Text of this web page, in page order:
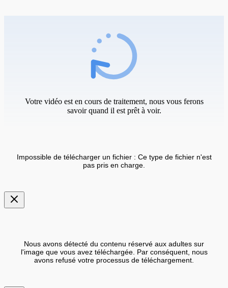
Votre vidéo est en cours de traitement, nous vous ferons
savoir quand il est prêt à voir.
Impossible de télécharger un fichier : Ce type de fichier n'est
pas pris en charge.
Nous avons détecté du contenu réservé aux adultes sur
l'image que vous avez téléchargée. Par conséquent, nous
avons refusé votre processus de téléchargement.